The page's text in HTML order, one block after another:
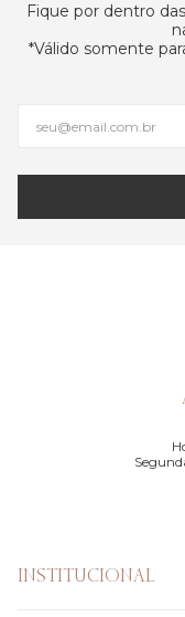
Fique por dentro
*Válido somente
INSTITUCIONAL